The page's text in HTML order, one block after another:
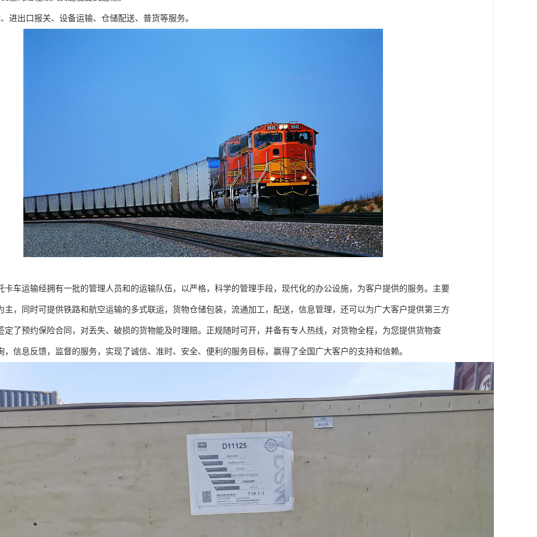
进出口报关、设备运输、仓储配送、普货等服务。
卡车运输经拥有一批的管理人员和的运输队伍，以严格，科学的管理手段，现代化的办公设施，为客户提供的服务。主要
主，同时可提供铁路和航空运输的多式联运，货物仓储包装，流通加工，配送，信息管理，还可以为广大客户提供第三方
定了预约保险合同，对丢失、破损的货物能及时理赔。正规随时可开，并备有专人热线，对货物全程，为您提供货物查
，信息反馈，监督的服务，实现了诚信、准时、安全、便利的服务目标，赢得了全国广大客户的支持和信赖。